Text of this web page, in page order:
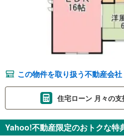
この物件を取り扱う不動産会社
住宅ローン 月々の
Yahoo!不動産限定のおトクな特